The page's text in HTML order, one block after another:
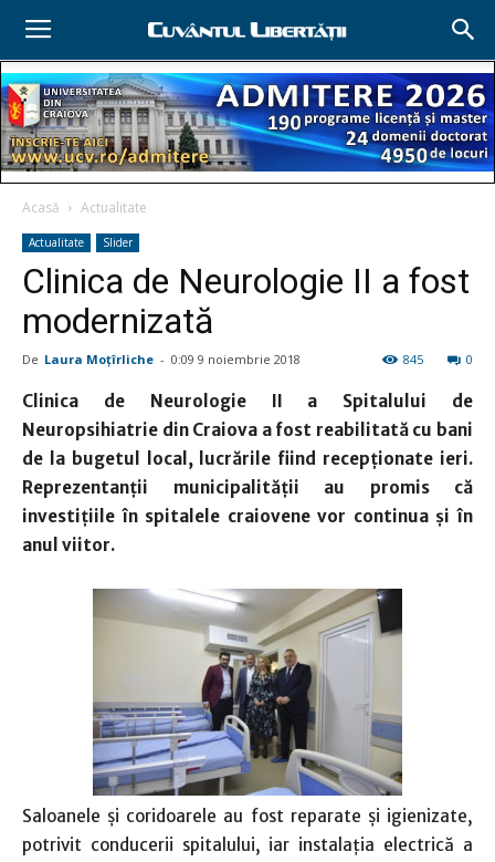
Acasă Actualitate
Actualitate Slider
Clinica de Neurologie II a fost
modernizată
De Laura Moţîrliche - 0:09 9 noiembrie 2018 0
845
Clinica de Neurologie II a Spitalului de
Neuropsihiatrie din Craiova a fost reabilitată cu bani
de la bugetul local, lucrările fiind recepționate ieri.
Reprezentanții municipalității au promis că
investițiile în spitalele craiovene vor continua și în
anul viitor.
Saloanele și coridoarele au fost reparate și igienizate,
potrivit conducerii spitalului, iar instalația electrică a